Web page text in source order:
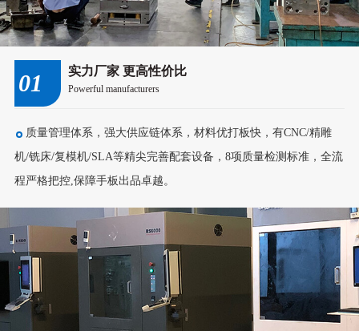
01 实力厂家 更高性价比
Powerful manufacturers
质量管理体系，强大供应链体系，材料优打板快，有CNC/精雕
机/铣床/复模机/SLA等精尖完善配套设备，8项质量检测标准，全流
程严格把控,保障手板出品卓越。